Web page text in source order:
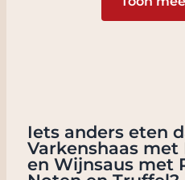
Iets anders eten
Varkenshaas met
en Wijnsaus met